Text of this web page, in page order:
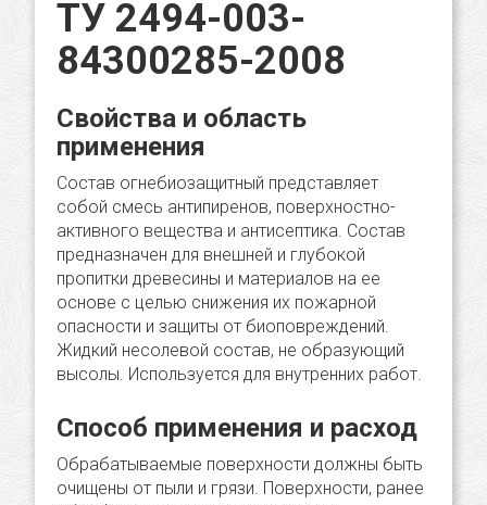
ТУ 2494-003-
84300285-2008
Свойства и область
применения
Состав огнебиозащитный представляет
собой смесь антипиренов, поверхностно-
активного вещества и антисептика. Состав
предназначен для внешней и глубокой
пропитки древесины и материалов на ее
основе с целью снижения их пожарной
опасности и защиты от биоповреждений.
Жидкий несолевой состав, не образующий
высолы. Используется для внутренних работ.
Способ применения и расход
Обрабатываемые поверхности должны быть
очищены от пыли и грязи. Поверхности, ранее